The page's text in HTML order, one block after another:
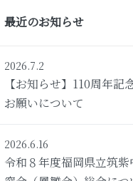
最近のお知らせ
2026.7.2
【お知らせ】110周年記
お願いについて
2026.6.16
令和８年度福岡県立筑